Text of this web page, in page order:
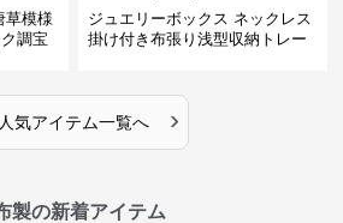
草模様
調宝
ジュエリーボックス ネックレス
掛け付き布張り浅型収納トレー
人気アイテム一覧へ ›
製の新着アイテム